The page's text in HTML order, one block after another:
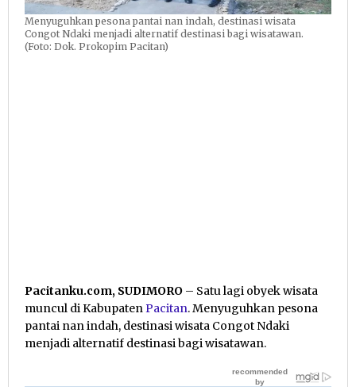
Menyuguhkan pesona pantai nan indah, destinasi wisata
Congot Ndaki menjadi alternatif destinasi bagi wisatawan.
(Foto: Dok. Prokopim Pacitan)
Pacitanku.com, SUDIMORO – Satu lagi obyek wisata
muncul di KabupatenPacitan. Menyuguhkan pesona
pantai nan indah, destinasi wisata Congot Ndaki
menjadi alternatif destinasi bagi wisatawan.